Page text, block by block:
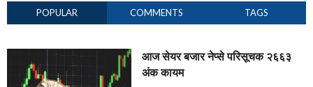
POPULAR COMMENTS TAGS
आज सेयर बजार नेप्से परिसूचक २६६३
अंक कायम